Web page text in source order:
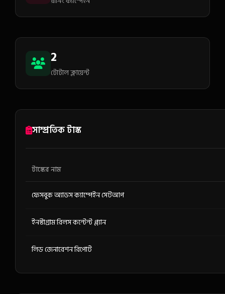
2
টোটাল ক্লায়েন্ট
সাম্প্রতিক টাস্ক
টাস্কের নাম
ফেসবুক অ্যাডস ক্যাম্পেইন সেটআপ
ইনস্টাগ্রাম রিলস কন্টেন্ট প্ল্যান
লিড জেনারেশন রিপোর্ট